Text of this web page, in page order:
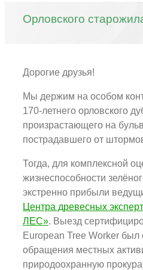
Орловского
Дорогие друзья!
Мы держим на особом
170-летнего орловского
произрастающего на
пострадавшего от
Тогда, для комплексной
жизнеспособности
экстренно прибыли
Центра древесных
ЛЕС». Выезд
European Tree Worker был
обращения местных
природоохранную